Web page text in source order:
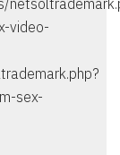
video-
sex-